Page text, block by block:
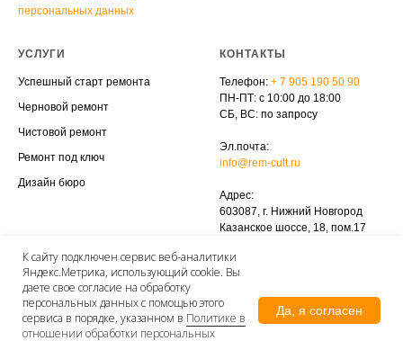
персональных данных
УСЛУГИ
Успешный старт ремонта
Черновой ремонт
Чистовой ремонт
Ремонт под ключ
Дизайн бюро
КОНТАКТЫ
Телефон: + 7 905 190 50 90
ПН-ПТ: с 10:00 до 18:00
СБ, ВС: по запросу
Эл.почта:
info@rem-cult.ru
Адрес:
603087, г. Нижний Новгород
Казанское шоссе, 18, пом.17
Экскурсия на наши объекты
К сайту подключен сервис веб-аналитики
Яндекс.Метрика, использующий cookie. Вы
даете свое согласие на обработку
персональных данных с помощью этого
сервиса в порядке, указанном в Политике в
отношении обработки персональных
Да, я согласен